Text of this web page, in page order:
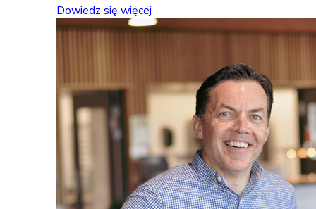
Dowiedz się więcej